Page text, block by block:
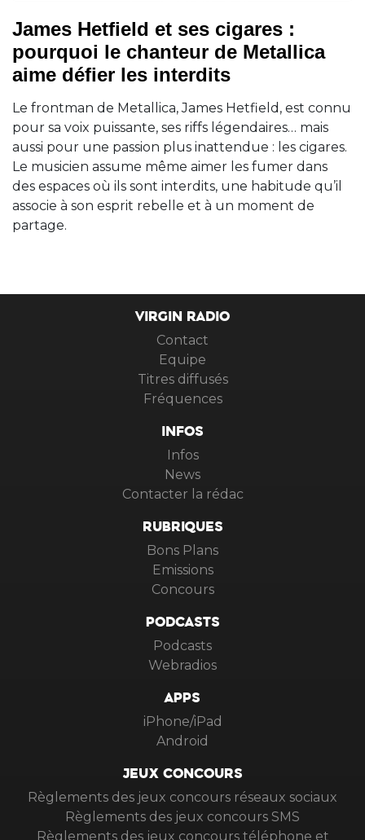
James Hetfield et ses cigares :
pourquoi le chanteur de Metallica
aime défier les interdits
Le frontman de Metallica, James Hetfield, est connu
pour sa voix puissante, ses riffs légendaires… mais
aussi pour une passion plus inattendue : les cigares.
Le musicien assume même aimer les fumer dans
des espaces où ils sont interdits, une habitude qu’il
associe à son esprit rebelle et à un moment de
partage.
VIRGIN RADIO
Contact
Equipe
Titres diffusés
Fréquences
INFOS
Infos
News
Contacter la rédac
RUBRIQUES
Bons Plans
Emissions
Concours
PODCASTS
Podcasts
Webradios
APPS
iPhone/iPad
Android
JEUX CONCOURS
Règlements des jeux concours réseaux sociaux
Règlements des jeux concours SMS
Règlements des jeux concours téléphone et